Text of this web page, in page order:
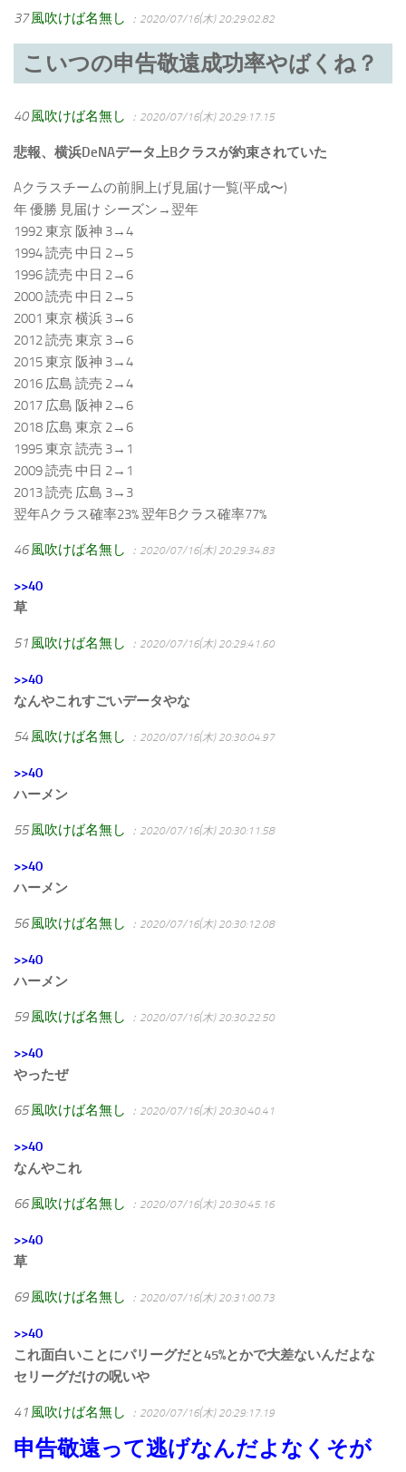
37 風吹けば名無し ：2020/07/16(木) 20:29:02.82
こいつの申告敬遠成功率やばくね？
40 風吹けば名無し ：2020/07/16(木) 20:29:17.15
悲報、横浜DeNAデータ上Bクラスが約束されていた
Aクラスチームの前胴上げ見届け一覧(平成〜)
年 優勝 見届け シーズン→翌年
1992 東京 阪神 3→4
1994 読売 中日 2→5
1996 読売 中日 2→6
2000 読売 中日 2→5
2001 東京 横浜 3→6
2012 読売 東京 3→6
2015 東京 阪神 3→4
2016 広島 読売 2→4
2017 広島 阪神 2→6
2018 広島 東京 2→6
1995 東京 読売 3→1
2009 読売 中日 2→1
2013 読売 広島 3→3
翌年Aクラス確率23% 翌年Bクラス確率77%
46 風吹けば名無し ：2020/07/16(木) 20:29:34.83
>>40
草
51 風吹けば名無し ：2020/07/16(木) 20:29:41.60
>>40
なんやこれすごいデータやな
54 風吹けば名無し ：2020/07/16(木) 20:30:04.97
>>40
ハーメン
55 風吹けば名無し ：2020/07/16(木) 20:30:11.58
>>40
ハーメン
56 風吹けば名無し ：2020/07/16(木) 20:30:12.08
>>40
ハーメン
59 風吹けば名無し ：2020/07/16(木) 20:30:22.50
>>40
やったぜ
65 風吹けば名無し ：2020/07/16(木) 20:30:40.41
>>40
なんやこれ
66 風吹けば名無し ：2020/07/16(木) 20:30:45.16
>>40
草
69 風吹けば名無し ：2020/07/16(木) 20:31:00.73
>>40
これ面白いことにパリーグだと45%とかで大差ないんだよな
セリーグだけの呪いや
41 風吹けば名無し ：2020/07/16(木) 20:29:17.19
申告敬遠って逃げなんだよなくそが